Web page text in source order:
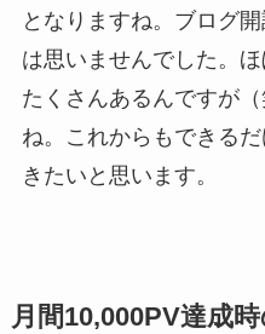
となりますね。ブログ
は思いませんでした。
たくさんあるんですが
ね。これからもできる
きたいと思います。
月間10,000PV達成